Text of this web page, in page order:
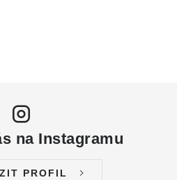
na Instagramu
PROFIL